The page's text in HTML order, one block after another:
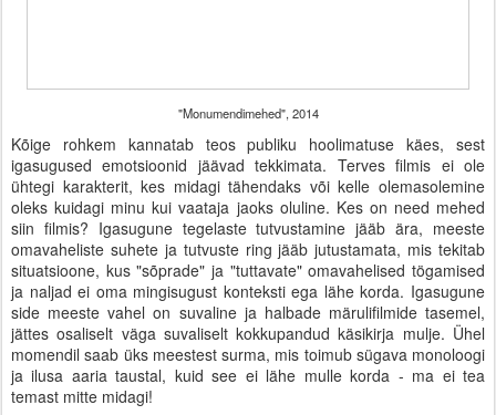
"Monumendimehed", 2014
Kõige rohkem kannatab teos publiku hoolimatuse käes, sest
igasugused emotsioonid jäävad tekkimata. Terves filmis ei ole
ühtegi karakterit, kes midagi tähendaks või kelle olemasolemine
oleks kuidagi minu kui vaataja jaoks oluline. Kes on need mehed
siin filmis? Igasugune tegelaste tutvustamine jääb ära, meeste
omavaheliste suhete ja tutvuste ring jääb jutustamata, mis tekitab
situatsioone, kus "sõprade" ja "tuttavate" omavahelised tögamised
ja naljad ei oma mingisugust konteksti ega lähe korda. Igasugune
side meeste vahel on suvaline ja halbade märulifilmide tasemel,
jättes osaliselt väga suvaliselt kokkupandud käsikirja mulje. Ühel
momendil saab üks meestest surma, mis toimub sügava monoloogi
ja ilusa aaria taustal, kuid see ei lähe mulle korda - ma ei tea
temast mitte midagi!